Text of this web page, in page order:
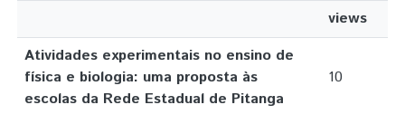
views
Atividades experimentais no ensino de
física e biologia: uma proposta às
escolas da Rede Estadual de Pitanga
10